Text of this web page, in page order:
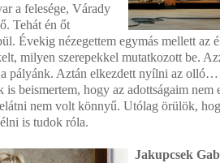
a felesége, Várady
Tehát én őt
Évekig nézegettem egymás mellett az
milyen szerepekkel mutatkozott be.
pályánk. Aztán elkezdett nyílni az
is beismertem, hogy az adottságaim nem
nem volt könnyű. Utólag örülök,
is tudok róla.
Jakupcsek